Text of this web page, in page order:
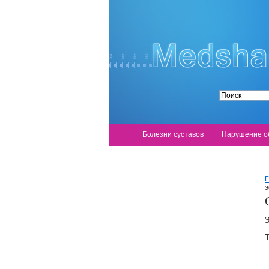
Болезни суставов Нарушение